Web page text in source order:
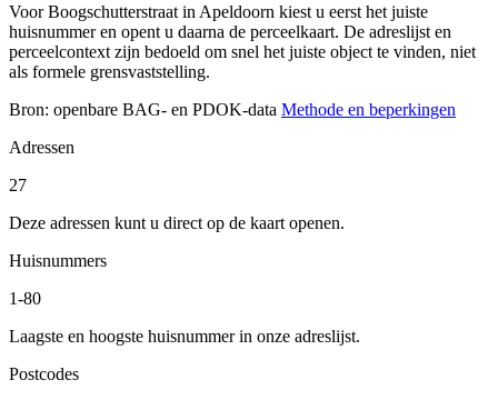
Voor Boogschutterstraat in Apeldoorn kiest u eerst het juiste
huisnummer en opent u daarna de perceelkaart. De adreslijst en
perceelcontext zijn bedoeld om snel het juiste object te vinden, niet
als formele grensvaststelling.
Bron: openbare BAG- en PDOK-data Methode en beperkingen
Adressen
27
Deze adressen kunt u direct op de kaart openen.
Huisnummers
1-80
Laagste en hoogste huisnummer in onze adreslijst.
Postcodes